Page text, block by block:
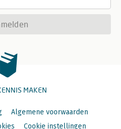
MAKEN
Algemene voorwaarden
Cookie instellingen